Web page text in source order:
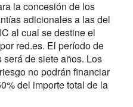
la concesión de los
adicionales a las del
al cual se destine el
red.es. El período de
de siete años. Los
no podrán financiar
del importe total de la